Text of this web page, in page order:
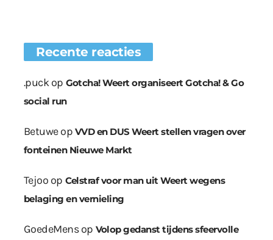
Recente reacties
.puckop Gotcha! Weert organiseert Gotcha! & Go
social run
Betuweop VVD en DUS Weert stellen vragen over
fonteinen Nieuwe Markt
Tejoo op Celstraf voor man uit Weert wegens
belaging en vernieling
GoedeMensop Volop gedanst tijdens sfeervolle